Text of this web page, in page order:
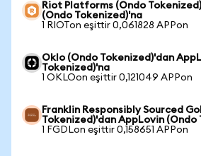
Riot Platforms (Ondo
(Ondo Tokenized)'na
1 RIOTon eşittir 0,061828 APPon
Oklo (Ondo Tokenized)'dan
Tokenized)'na
1 OKLOon eşittir 0,121049 APPon
Franklin Responsibly Sourced
Tokenized)'dan AppLovin (Ondo
1 FGDLon eşittir 0,158651 APPon